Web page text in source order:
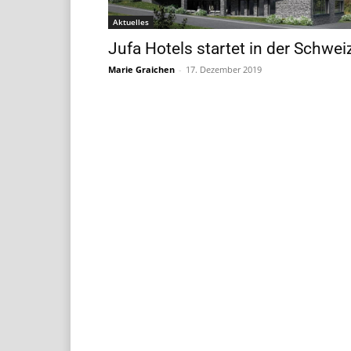
Aktuelles
Jufa Hotels startet in der
Marie Graichen - 17. Dezember 2019